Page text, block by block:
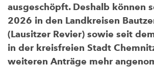
ausgeschöpft. Deshalb können
2026 in den Landkreisen
(Lausitzer Revier) sowie seit
in der kreisfreien Stadt
weiteren Anträge mehr